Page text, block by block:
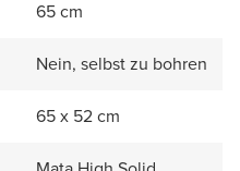
65 cm
Nein, selbst zu bohren
65 x 52 cm